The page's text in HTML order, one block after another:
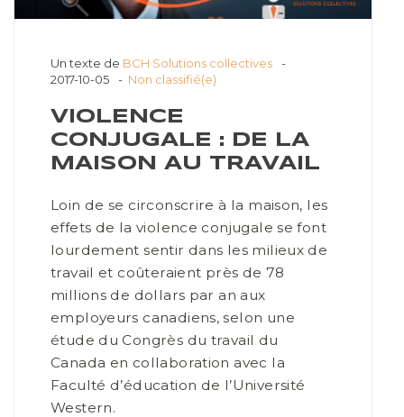
Un texte de BCH Solutions collectives
2017-10-05
Non classifié(e)
VIOLENCE
CONJUGALE : DE LA
MAISON AU TRAVAIL
Loin de se circonscrire à la maison, les
effets de la violence conjugale se font
lourdement sentir dans les milieux de
travail et coûteraient près de 78
millions de dollars par an aux
employeurs canadiens, selon une
étude du Congrès du travail du
Canada en collaboration avec la
Faculté d’éducation de l’Université
Western.